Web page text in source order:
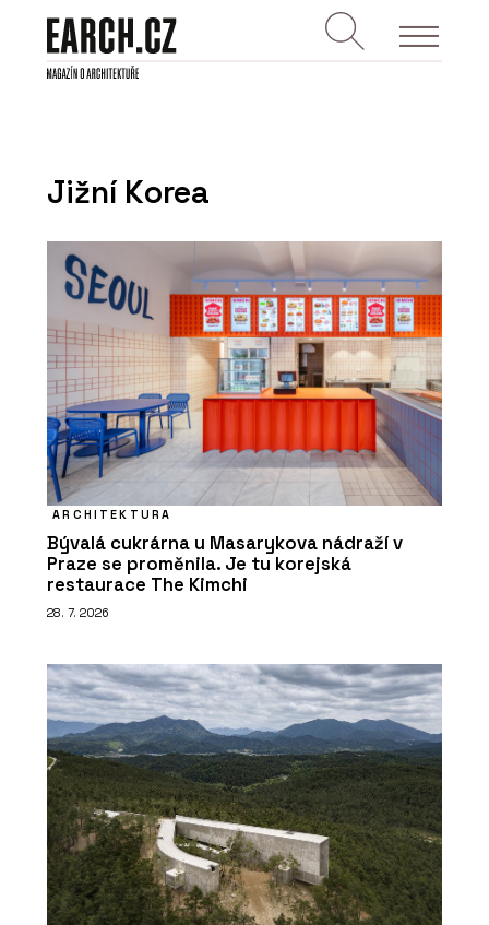
Jižní Korea
ARCHITEKTURA
Bývalá cukrárna u Masarykova nádraží v
Praze se proměnila. Je tu korejská
restaurace The Kimchi
28. 7. 2026